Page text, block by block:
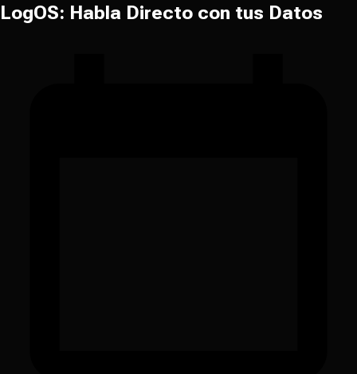
LogOS: Habla Directo con tus Datos